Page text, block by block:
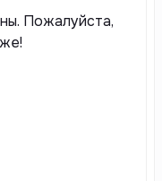
Пожалуйста,